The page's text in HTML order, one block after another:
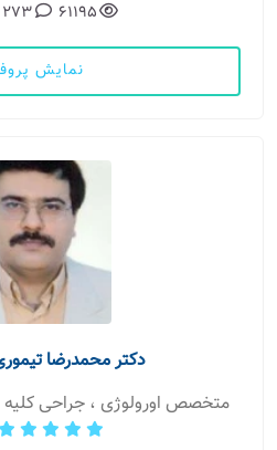
61195
273
نمایش
دکتر محمدرضا
متخصص اورولوژی ، جراحی کلیه